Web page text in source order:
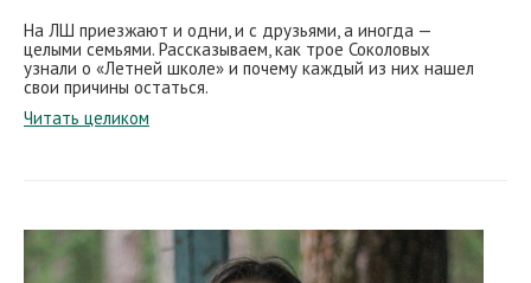
На ЛШ приезжают и одни, и с друзьями, а иногда —
целыми семьями. Рассказываем, как трое Соколовых
узнали о «Летней школе» и почему каждый из них нашел
свои причины остаться.
Читать целиком